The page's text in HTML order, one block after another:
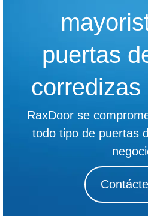
puertas
corredizas
RaxDoor se
todo tipo de puertas